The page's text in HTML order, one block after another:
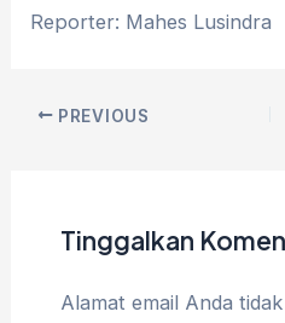
Reporter: Mahes Lusindra
PREVIOUS
Tinggalkan
Alamat email Anda